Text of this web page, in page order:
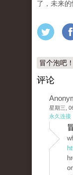
了，未来的
冒个泡吧！
评论
星期三,
永久连接